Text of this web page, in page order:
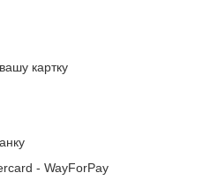
картку
- WayForPay